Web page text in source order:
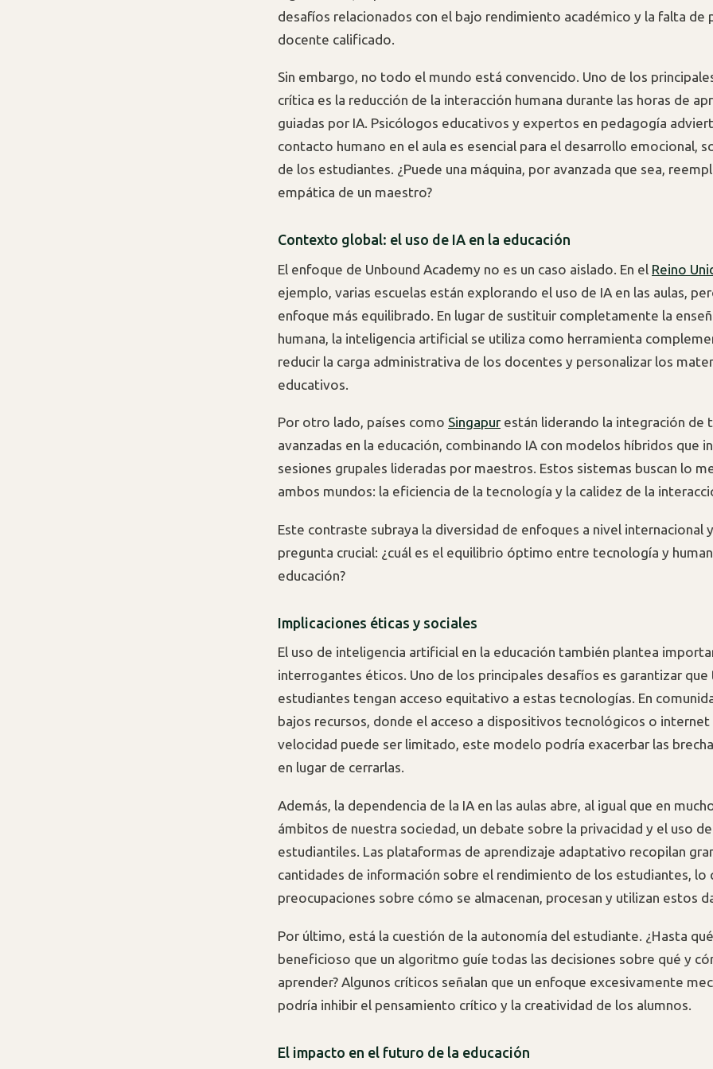
desafíos relacionados con el bajo rendimiento académico y la falta de
docente calificado.
Sin embargo, no todo el mundo está convencido. Uno de los
crítica es la reducción de la interacción humana durante las horas de
guiadas por IA. Psicólogos educativos y expertos en pedagogía
contacto humano en el aula es esencial para el desarrollo emocional,
de los estudiantes. ¿Puede una máquina, por avanzada que sea,
empática de un maestro?
Contexto global: el uso de IA en la educación
El enfoque de Unbound Academy no es un caso aislado. En el Reino
ejemplo, varias escuelas están explorando el uso de IA en las aulas,
enfoque más equilibrado. En lugar de sustituir completamente la
humana, la inteligencia artificial se utiliza como herramienta
reducir la carga administrativa de los docentes y personalizar los
educativos.
Por otro lado, países como Singapur están liderando la integración de
avanzadas en la educación, combinando IA con modelos híbridos que
sesiones grupales lideradas por maestros. Estos sistemas buscan lo
ambos mundos: la eficiencia de la tecnología y la calidez de la
Este contraste subraya la diversidad de enfoques a nivel internacional
pregunta crucial: ¿cuál es el equilibrio óptimo entre tecnología y
educación?
Implicaciones éticas y sociales
El uso de inteligencia artificial en la educación también plantea
interrogantes éticos. Uno de los principales desafíos es garantizar
estudiantes tengan acceso equitativo a estas tecnologías. En
bajos recursos, donde el acceso a dispositivos tecnológicos o internet
velocidad puede ser limitado, este modelo podría exacerbar las
en lugar de cerrarlas.
Además, la dependencia de la IA en las aulas abre, al igual que en
ámbitos de nuestra sociedad, un debate sobre la privacidad y el uso
estudiantiles. Las plataformas de aprendizaje adaptativo recopilan
cantidades de información sobre el rendimiento de los estudiantes, lo
preocupaciones sobre cómo se almacenan, procesan y utilizan estos
Por último, está la cuestión de la autonomía del estudiante. ¿Hasta
beneficioso que un algoritmo guíe todas las decisiones sobre qué y
aprender? Algunos críticos señalan que un enfoque excesivamente
podría inhibir el pensamiento crítico y la creatividad de los alumnos.
El impacto en el futuro de la educación